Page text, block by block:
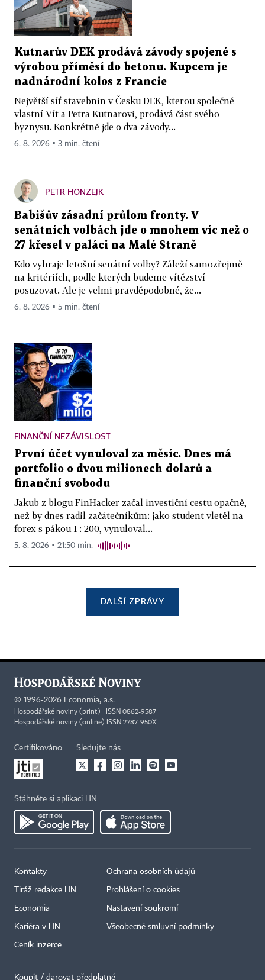
Kutnarův DEK prodává závody spojené s
výrobou příměsí do betonu. Kupcem je
nadnárodní kolos z Francie
Největší síť stavebnin v Česku DEK, kterou společně
vlastní Vít a Petra Kutnarovi, prodává část svého
byznysu. Konkrétně jde o dva závody...
6. 8. 2026 ▪ 3 min. čtení
PETR HONZEJK
Babišův zásadní průlom fronty. V
senátních volbách jde o mnohem víc než o
27 křesel v paláci na Malé Straně
Kdo vyhraje letošní senátní volby? Záleží samozřejmě
na kritériích, podle kterých budeme vítězství
posuzovat. Ale je velmi pravděpodobné, že...
6. 8. 2026 ▪ 5 min. čtení
FINANČNÍ NEZÁVISLOST
První účet vynuloval za měsíc. Dnes má
portfolio o dvou milionech dolarů a
finanční svobodu
Jakub z blogu FinHacker začal investiční cestu opačně,
než by dnes radil začátečníkům: jako student vletěl na
forex s pákou 1 : 200, vynuloval...
5. 8. 2026 ▪ 21:50 min.
DALŠÍ ZPRÁVY
© 1996-2026 Economia, a.s.
Hospodářské noviny (print) ISSN 0862-9587
Hospodářské noviny (online) ISSN 2787-950X
Certifikováno Sledujte nás
Stáhněte si aplikaci HN
Kontakty
Tiráž redakce HN
Economia
Kariéra v HN
Ceník inzerce
Ochrana osobních údajů
Prohlášení o cookies
Nastavení soukromí
Všeobecné smluvní podmínky
Koupit / darovat předplatné